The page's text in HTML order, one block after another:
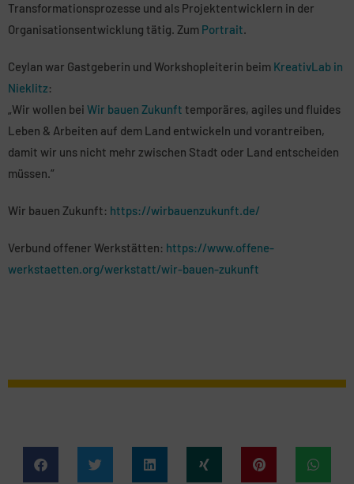
Transformationsprozesse und als Projektentwicklern in der
Organisationsentwicklung tätig. Zum Portrait.
Ceylan war Gastgeberin und Workshopleiterin beim KreativLab in
Nieklitz:
„Wir wollen bei Wir bauen Zukunft temporäres, agiles und fluides
Leben & Arbeiten auf dem Land entwickeln und vorantreiben,
damit wir uns nicht mehr zwischen Stadt oder Land entscheiden
müssen.“
Wir bauen Zukunft: https://wirbauenzukunft.de/
Verbund offener Werkstätten: https://www.offene-
werkstaetten.org/werkstatt/wir-bauen-zukunft